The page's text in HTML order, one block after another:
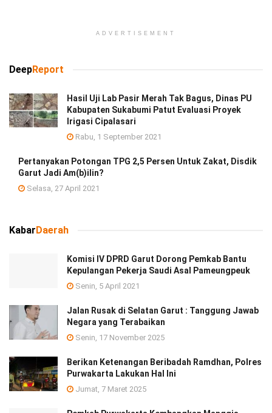
ADVERTISEMENT
DeepReport
Hasil Uji Lab Pasir Merah Tak Bagus, Dinas PU
Kabupaten Sukabumi Patut Evaluasi Proyek
Irigasi Cipalasari
Rabu, 1 September 2021
Pertanyakan Potongan TPG 2,5 Persen Untuk Zakat, Disdik
Garut Jadi Am(b)ilin?
Selasa, 27 April 2021
Kabar Daerah
Komisi IV DPRD Garut Dorong Pemkab Bantu
Kepulangan Pekerja Saudi Asal Pameungpeuk
Senin, 5 April 2021
Jalan Rusak di Selatan Garut : Tanggung Jawab
Negara yang Terabaikan
Senin, 17 November 2025
Berikan Ketenangan Beribadah Ramdhan, Polres
Purwakarta Lakukan Hal Ini
Jumat, 7 Maret 2025